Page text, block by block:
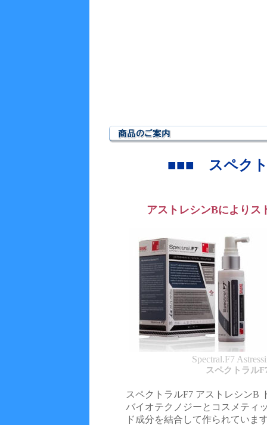
■■■ スペ
アストレシンBによりス
Spectral.F7
スペクトラル
スペクトラルF7 アストレシンB
バイオテクノジーとコスメティ
ド成分を結合して作られていま